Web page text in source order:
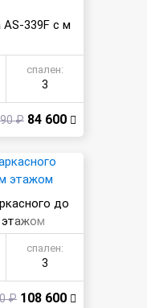
339F с м
спален:
3
₽ 84 600
до
спален:
3
₽ 108 600